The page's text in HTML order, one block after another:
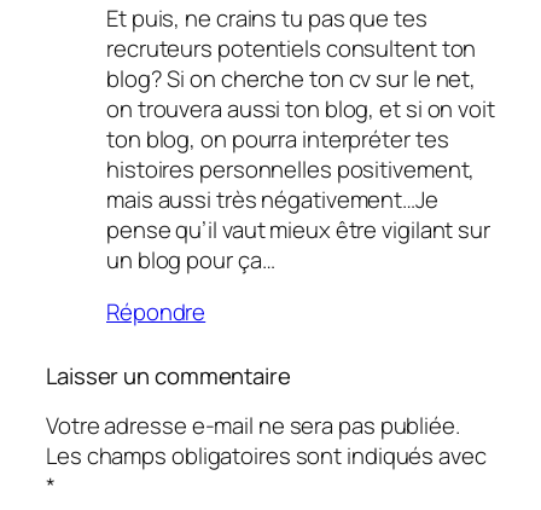
Et puis, ne crains tu pas que tes
recruteurs potentiels consultent ton
blog? Si on cherche ton cv sur le net,
on trouvera aussi ton blog, et si on voit
ton blog, on pourra interpréter tes
histoires personnelles positivement,
mais aussi très négativement…Je
pense qu’il vaut mieux être vigilant sur
un blog pour ça…
Répondre
Laisser un commentaire
Votre adresse e-mail ne sera pas publiée.
Les champs obligatoires sont indiqués avec
*